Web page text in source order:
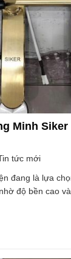
Minh Siker
tức mới
đang là lựa
độ bền cao